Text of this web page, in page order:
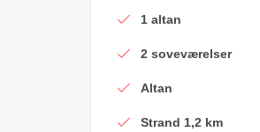
1 altan
2 soveværelser
Altan
Strand 1,2 km